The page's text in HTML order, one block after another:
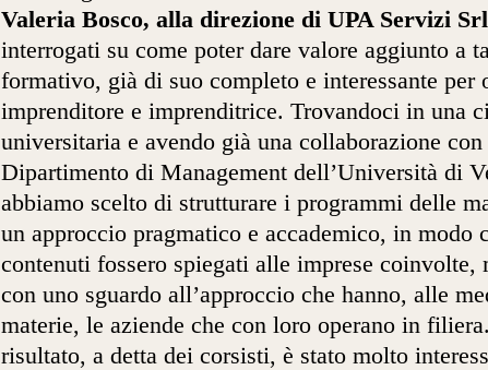
Valeria Bosco, alla direzione di UPA Servizi Srl
interrogati su come poter dare valore aggiunto a
formativo, già di suo completo e interessante per
imprenditore e imprenditrice. Trovandoci in una
universitaria e avendo già una collaborazione
Dipartimento di Management dell’Università di
abbiamo scelto di strutturare i programmi delle
un approccio pragmatico e accademico, in modo
contenuti fossero spiegati alle imprese coinvolte,
con uno sguardo all’approccio che hanno, alle
materie, le aziende che con loro operano in
risultato, a detta dei corsisti, è stato molto